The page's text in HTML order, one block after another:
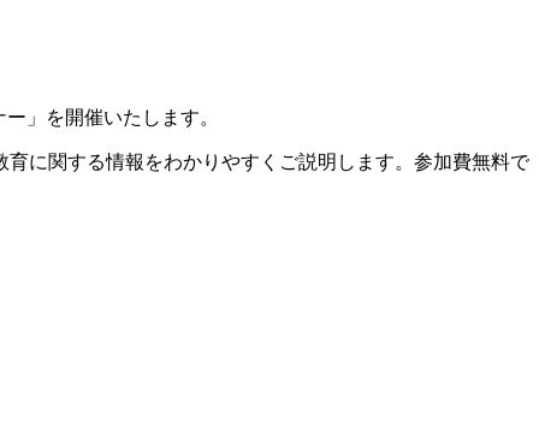
」を開催いたします。
に関する情報をわかりやすくご説明します。参加費無料で